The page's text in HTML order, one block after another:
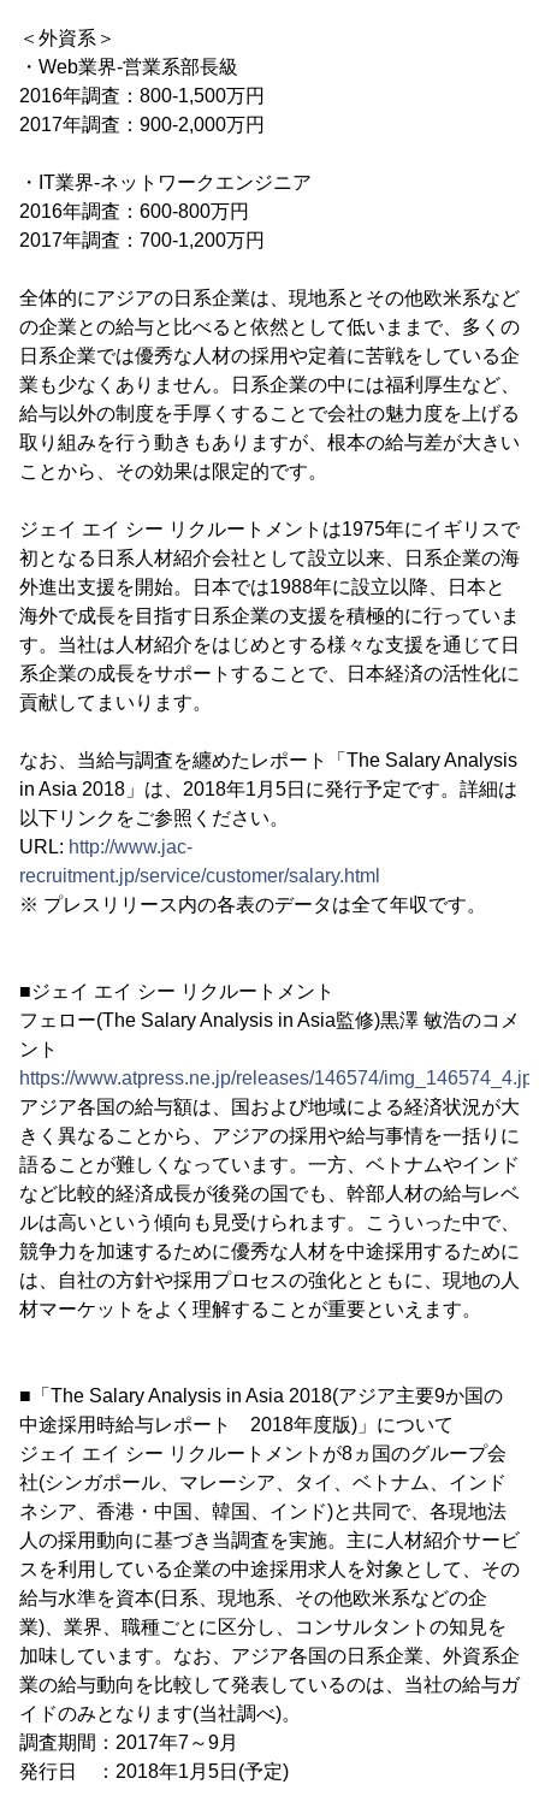
＜外資系＞
・Web業界-営業系部長級
2016年調査：800-1,500万円
2017年調査：900-2,000万円
・IT業界-ネットワークエンジニア
2016年調査：600-800万円
2017年調査：700-1,200万円
全体的にアジアの日系企業は、現地系とその他欧米系など
の企業との給与と比べると依然として低いままで、多くの
日系企業では優秀な人材の採用や定着に苦戦をしている企
業も少なくありません。日系企業の中には福利厚生など、
給与以外の制度を手厚くすることで会社の魅力度を上げる
取り組みを行う動きもありますが、根本の給与差が大きい
ことから、その効果は限定的です。
ジェイ エイ シー リクルートメントは1975年にイギリスで
初となる日系人材紹介会社として設立以来、日系企業の海
外進出支援を開始。日本では1988年に設立以降、日本と
海外で成長を目指す日系企業の支援を積極的に行っていま
す。当社は人材紹介をはじめとする様々な支援を通じて日
系企業の成長をサポートすることで、日本経済の活性化に
貢献してまいります。
なお、当給与調査を纏めたレポート「The Salary Analysis
in Asia 2018」は、2018年1月5日に発行予定です。詳細は
以下リンクをご参照ください。
URL: http://www.jac-
recruitment.jp/service/customer/salary.html
※ プレスリリース内の各表のデータは全て年収です。
■ジェイ エイ シー リクルートメント
フェロー(The Salary Analysis in Asia監修)黒澤 敏浩のコメ
ント
https://www.atpress.ne.jp/releases/146574/
アジア各国の給与額は、国および地域による経済状況が大
きく異なることから、アジアの採用や給与事情を一括りに
語ることが難しくなっています。一方、ベトナムやインド
など比較的経済成長が後発の国でも、幹部人材の給与レベ
ルは高いという傾向も見受けられます。こういった中で、
競争力を加速するために優秀な人材を中途採用するために
は、自社の方針や採用プロセスの強化とともに、現地の人
材マーケットをよく理解することが重要といえます。
■「The Salary Analysis in Asia 2018(アジア主要9か国の
中途採用時給与レポート 2018年度版)」について
ジェイ エイ シー リクルートメントが8ヵ国のグループ会
社(シンガポール、マレーシア、タイ、ベトナム、インド
ネシア、香港・中国、韓国、インド)と共同で、各現地法
人の採用動向に基づき当調査を実施。主に人材紹介サービ
スを利用している企業の中途採用求人を対象として、その
給与水準を資本(日系、現地系、その他欧米系などの企
業)、業界、職種ごとに区分し、コンサルタントの知見を
加味しています。なお、アジア各国の日系企業、外資系企
業の給与動向を比較して発表しているのは、当社の給与ガ
イドのみとなります(当社調べ)。
調査期間：2017年7～9月
発行日 ：2018年1月5日(予定)